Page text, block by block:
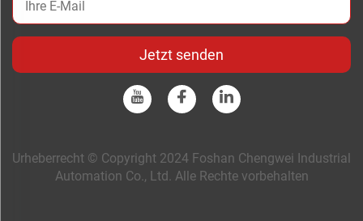
Jetzt senden
Urheberrecht © Copyright 2024 Foshan Chengwei Industrial
Automation Co., Ltd. Alle Rechte vorbehalten